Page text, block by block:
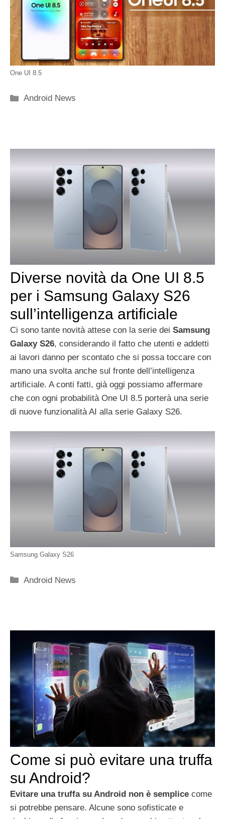
One UI 8.5
Categorie
Android News
Diverse novità da One UI 8.5
per i Samsung Galaxy S26
sull’intelligenza artificiale
Ci sono tante novità attese con la serie dei Samsung
Galaxy S26, considerando il fatto che utenti e addetti
ai lavori danno per scontato che si possa toccare con
mano una svolta anche sul fronte dell’intelligenza
artificiale. A conti fatti, già oggi possiamo affermare
che con ogni probabilità One UI 8.5 porterà una serie
di nuove funzionalità AI alla serie Galaxy S26.
Samsung Galaxy S26
Categorie
Android News
Come si può evitare una truffa
su Android?
Evitare una truffa su Android non è semplice come
si potrebbe pensare. Alcune sono sofisticate e